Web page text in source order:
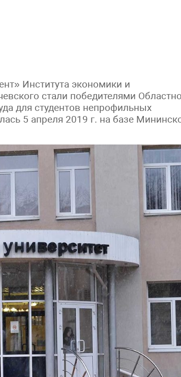
Института экономики и
стали победителями
для студентов непрофильных
5 апреля 2019 г. на базе